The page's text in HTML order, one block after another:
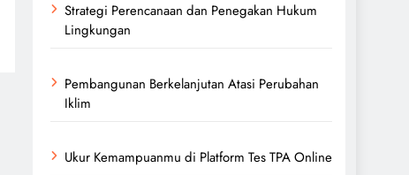
Strategi Perencanaan dan Penegakan Hukum
Lingkungan
Pembangunan Berkelanjutan Atasi Perubahan
Iklim
Ukur Kemampuanmu di Platform Tes TPA Online